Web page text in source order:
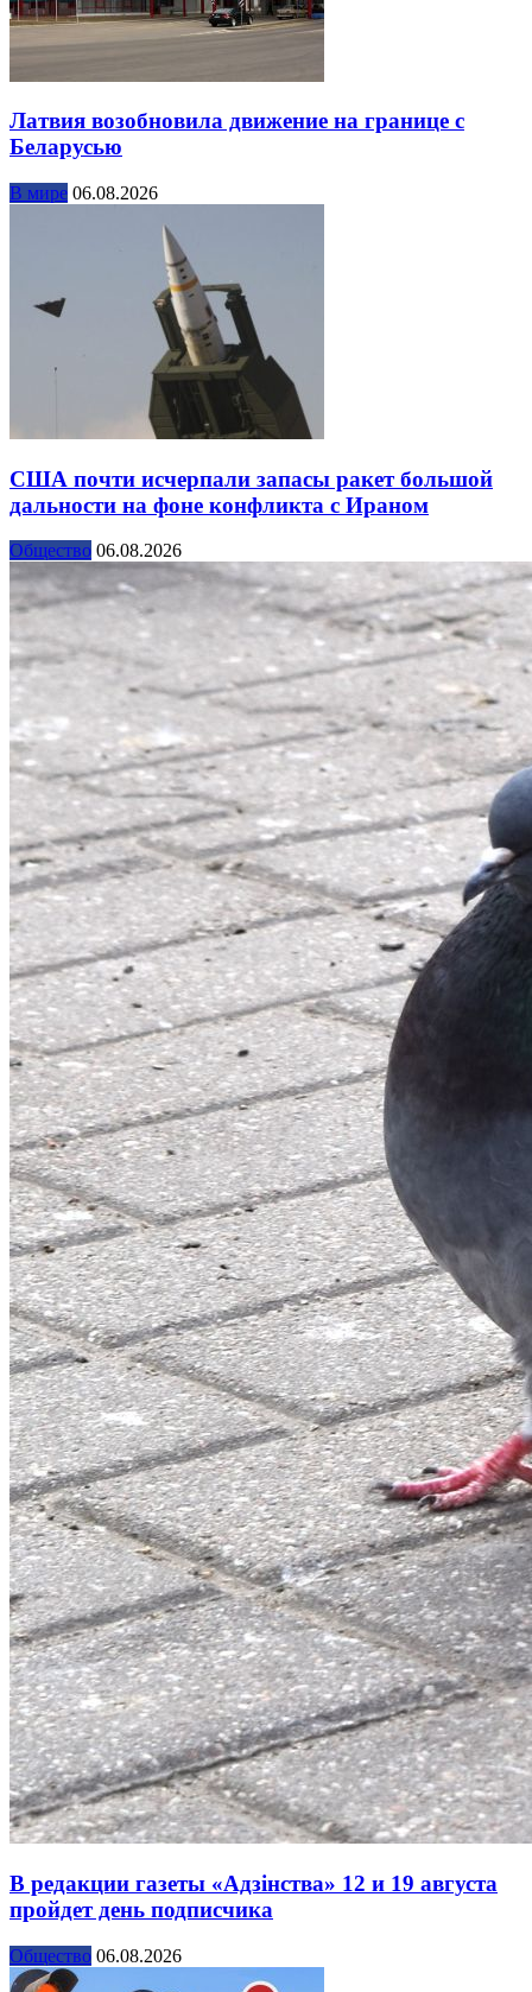
Латвия возобновила движение на границе с
Беларусью
В мире 06.08.2026
США почти исчерпали запасы ракет большой
дальности на фоне конфликта с Ираном
Общество 06.08.2026
В редакции газеты «Адзінства» 12 и 19 августа
пройдет день подписчика
Общество 06.08.2026